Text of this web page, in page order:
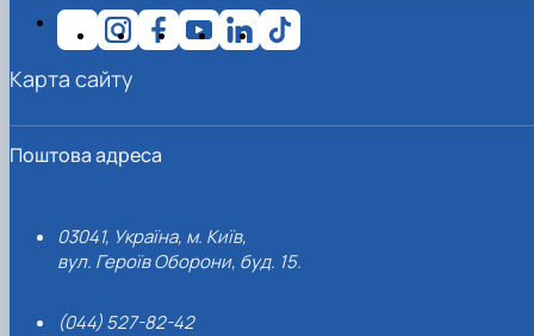
Поштова адреса
03041, Україна, м. Київ,
вул. Героїв Оборони, буд. 15.
(044) 527-82-42
Карта сайту